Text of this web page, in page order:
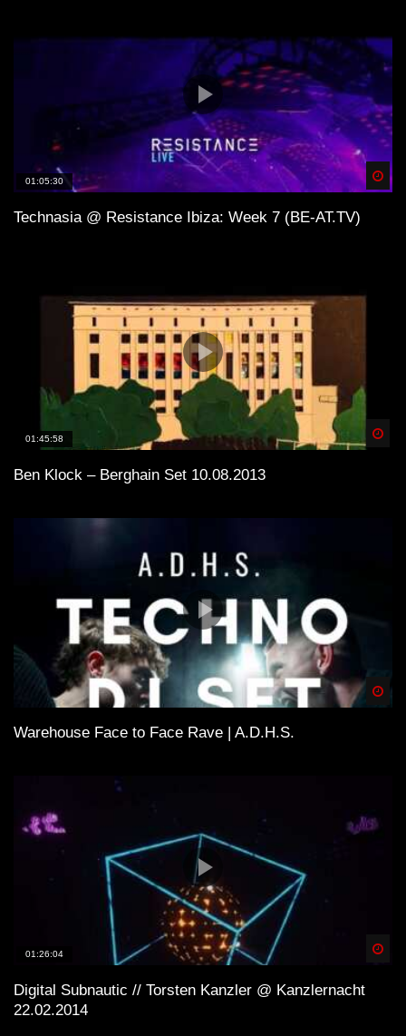
01:05:30
Technasia @ Resistance Ibiza: Week 7 (BE-AT.TV)
01:45:58
Ben Klock – Berghain Set 10.08.2013
Warehouse Face to Face Rave | A.D.H.S.
01:26:04
Digital Subnautic // Torsten Kanzler @ Kanzlernacht
22.02.2014